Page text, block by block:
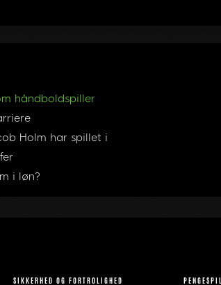
håndboldspiller
Holm har spillet i
i løn?
SIKKERHED OG FORTROLIGHED PENGESPIL